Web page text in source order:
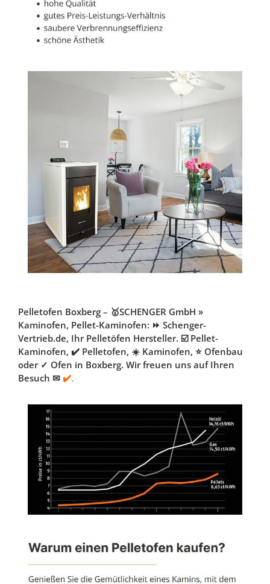
Pelletofen Boxberg – 🥇SCHENGER GmbH »
Kaminofen, Pellet-Kaminofen: ⏩ Schenger-
Vertrieb.de, Ihr Pelletöfen Hersteller. ☑️ Pellet-
Kaminofen, ✔️ Pelletofen, ☀️ Kaminofen, ⭐ Ofenbau
oder ✓ Ofen in Boxberg. Wir freuen uns auf Ihren
Besuch ✉ ✔️.